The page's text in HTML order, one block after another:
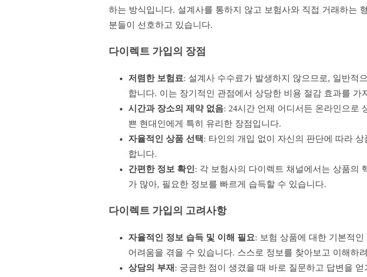
하는 방식입니다. 설계사를 통하지 않고 보험사와 직접 거래하는
분들이 선호하고 있습니다.
다이렉트 가입의 장점
저렴한 보험료: 설계사 수수료가 발생하지 않으므로, 일반적
합니다. 이는 장기적인 관점에서 상당한 비용 절감 효과를 가
시간과 장소의 제약 없음: 24시간 언제 어디서든 온라인으로
쁜 현대인에게 특히 유리한 장점입니다.
자율적인 상품 선택: 타인의 개입 없이 자신의 판단에 따라
합니다.
간편한 정보 확인: 각 보험사의 다이렉트 채널에서는 상품의
가 많아, 필요한 정보를 빠르게 습득할 수 있습니다.
다이렉트 가입의 고려사항
자율적인 정보 습득 및 이해 필요: 보험 상품에 대한 기본적
어려움을 겪을 수 있습니다. 스스로 정보를 찾아보고 이해하
상담의 부재 : 궁금한 점이 생겼을 때 바로 질문하고 답변을